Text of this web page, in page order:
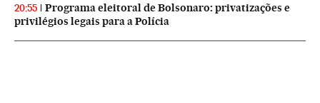
20:55
Programa eleitoral de Bolsonaro: privatizações e
privilégios legais para a Polícia